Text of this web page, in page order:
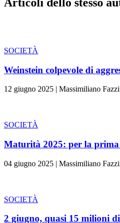
SOCIETÀ
Weinstein colpevole di
12 giugno 2025 | Massimiliano
SOCIETÀ
Maturità 2025: per la
04 giugno 2025 | Massimiliano
SOCIETÀ
2 giugno, quasi 15 milioni